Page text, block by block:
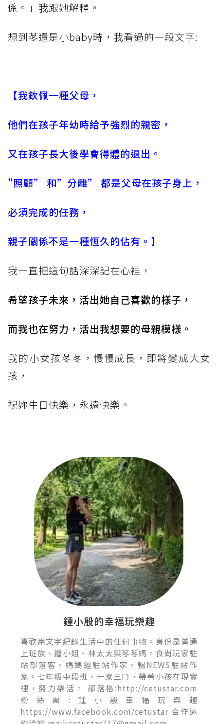
係。」我跟她解釋。
想到苳還是小baby時，我看過的一段文字:
【我欽佩一種父母，
他們在孩子年幼時給予強烈的親密，
又在孩子長大後學會得體的退出。
"照顧” 和”分離” 都是父母在孩子身上，
必須完成的任務，
親子關係不是一種恆久的佔有。】
我一直把這句話深深記在心裡，
希望孩子未來，活出她自己喜歡的樣子，
而我也在努力，活出我想要的母親模樣。
我的小女孩苳苳，慢慢成長，即將變成大女
孩，
祝妳生日快樂，永遠快樂。
鍾小殷的幸福玩樂趣
喜歡用文字紀錄生活中的任何事物。身份是普通
上班族、鍾小姐、林太太與苳苳媽。食尚玩家駐
站部落客、媽媽經駐站作家、暢NEWS駐站作
家。七年級中段班，一家三口，帶著小孩在現實
裡，努力樂活。 部落格:http://cetustar.com
粉絲團:鍾小殷幸福玩樂趣
https://www.facebook.com/cetustar 合作邀